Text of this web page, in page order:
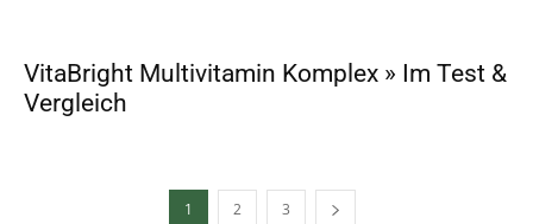
VitaBright Multivitamin Komplex » Im Test &
Vergleich
1 2 3